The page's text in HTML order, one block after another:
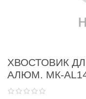
ХВОСТОВИК
АЛЮМ. МК-